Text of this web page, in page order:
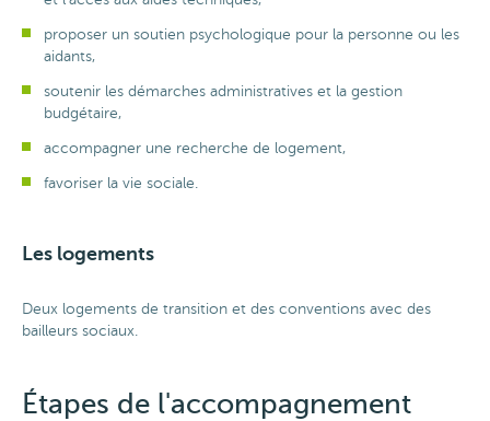
proposer un soutien psychologique pour la personne ou les
aidants,
soutenir les démarches administratives et la gestion
budgétaire,
accompagner une recherche de logement,
favoriser la vie sociale.
Les logements
Deux logements de transition et des conventions avec des
bailleurs sociaux.
Étapes de l'accompagnement